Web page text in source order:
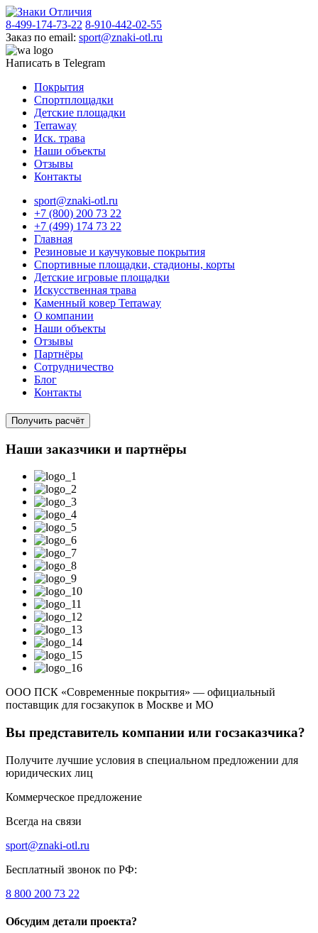
8-499-174-73-22 8-910-442-02-55
Заказ по email: sport@znaki-otl.ru
Написать в Telegram
Покрытия
Спортплощадки
Детские площадки
Terraway
Иск. трава
Наши объекты
Отзывы
Контакты
sport@znaki-otl.ru
+7 (800) 200 73 22
+7 (499) 174 73 22
Главная
Резиновые и каучуковые покрытия
Спортивные площадки, стадионы, корты
Детские игровые площадки
Искусственная трава
Каменный ковер Terraway
О компании
Наши объекты
Отзывы
Партнёры
Сотрудничество
Блог
Контакты
Получить расчёт
Наши заказчики и партнёры
ООО ПСК «Современные покрытия» — официальный
поставщик для госзакупок в Москве и МО
Вы представитель компании или госзаказчика?
Получите лучшие условия в специальном предложении для
юридических лиц
Коммерческое предложение
Всегда на связи
sport@znaki-otl.ru
Бесплатный звонок по РФ:
8 800 200 73 22
Обсудим детали проекта?